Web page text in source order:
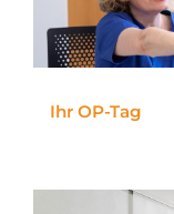
Ihr OP-Tag